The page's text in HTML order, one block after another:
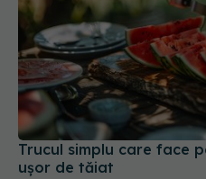
Trucul simplu care face
ușor de tăiat